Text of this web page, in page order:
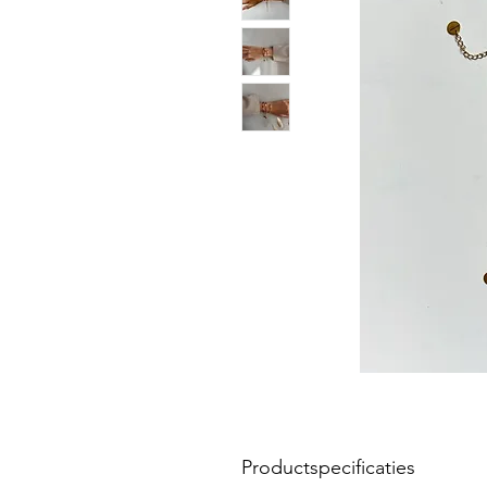
Productspecificaties